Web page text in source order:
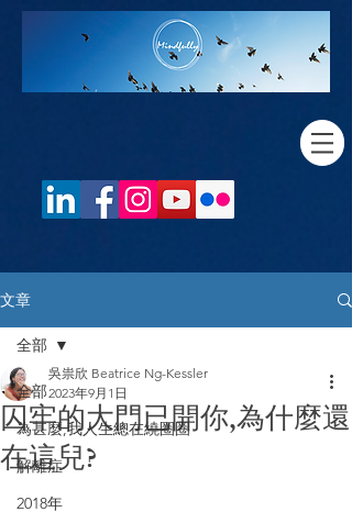
文章
全部
為甚麼,我人生總在繞圈圈
解離症
2018年
全部
囚牢的大門已開你,為什麼還
在這兒?
吳祟欣 Beatrice Ng-Kessler
2023年9月1日